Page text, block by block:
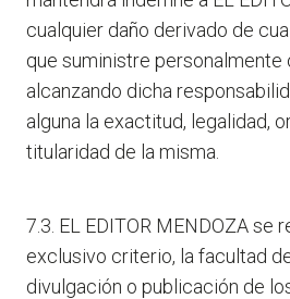
cualquier daño derivado de
que suministre personalmente
alcanzando dicha
alguna la exactitud, legalidad,
titularidad de la misma.
7.3. EL EDITOR MENDOZA se
exclusivo criterio, la facultad
divulgación o publicación de